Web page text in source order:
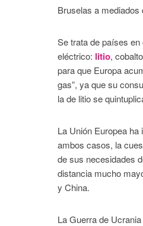
Bruselas a mediados
Se trata de países
eléctrico: litio,
para que Europa
gas”, ya que su
la de litio se
La Unión Europea
ambos casos, la
de sus necesidades
distancia mucho
y China.
La Guerra de